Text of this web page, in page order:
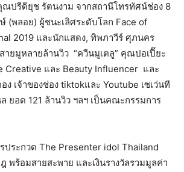
ปรีดิยุช รัตนงาม จากสถานีโทรทัศน์ช่อง 8
(พลอย) ผู้ชนะเลิศระดับโลก Face of
2019 และนักแสดง, ทิพภาวีร์ ศุภนคร
ายมูหลายล้านวิว “ควีนมูเตลู” คุณปอเปี๊ยะ
Creative และ Beauty Influencer และ
เจ้าของช่อง tiktokและ Youtube เซเว่นที
ยอด 121 ล้านวิว ฯลฯ เป็นคณะกรรมการ
ประกวด The Presenter idol Thailand
พร้อมสายสะพาย และเงินรางวัลรวมมูลค่า